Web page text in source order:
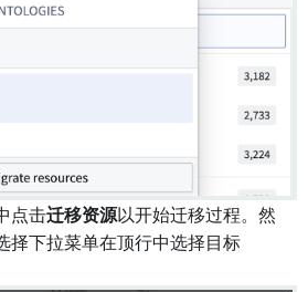
点击迁移资源以开始迁移过程。然
择下拉菜单在顶行中选择目标